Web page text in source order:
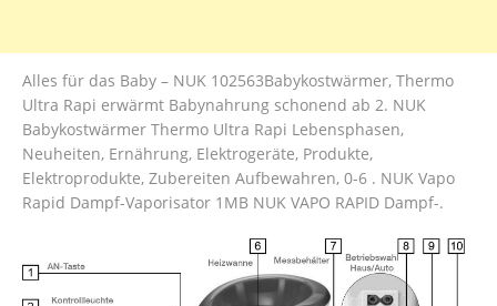
Alles für das Baby – NUK 102563Babykostwärmer, Thermo
Ultra Rapi erwärmt Babynahrung schonend ab 2. NUK
Babykostwärmer Thermo Ultra Rapi Lebensphasen,
Neuheiten, Ernährung, Elektrogeräte, Produkte,
Elektroprodukte, Zubereiten Aufbewahren, 0-6 . NUK Vapo
Rapid Dampf-Vaporisator 1MB NUK VAPO RAPID Dampf-.